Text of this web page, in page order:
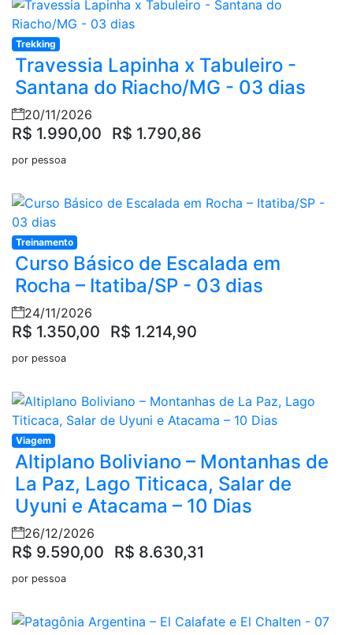
Trekking
Travessia Lapinha x Tabuleiro -
Santana do Riacho/MG - 03 dias
20/11/2026
R$ 1.990,00 R$ 1.790,86
por pessoa
Treinamento
Curso Básico de Escalada em
Rocha – Itatiba/SP - 03 dias
24/11/2026
R$ 1.350,00 R$ 1.214,90
por pessoa
Viagem
Altiplano Boliviano – Montanhas de
La Paz, Lago Titicaca, Salar de
Uyuni e Atacama – 10 Dias
26/12/2026
R$ 9.590,00 R$ 8.630,31
por pessoa